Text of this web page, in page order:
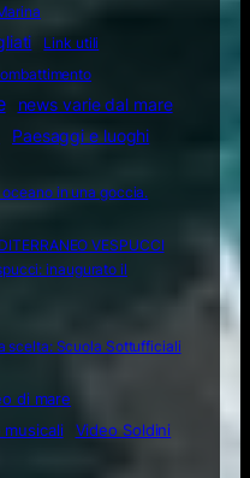
Link utili
news varie dal mare
Paesaggi e luoghi
in una goccia.
VESPUCCI
inaugurato il
scelta: Scuola Sottufficiali
di mare
musicali
Video Soldini